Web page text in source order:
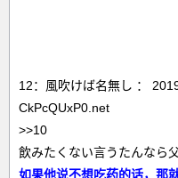
12：風吹けば名無し ：
CkPcQUxP0.net
>>10
飲みたくない言うたんなら
如果他说不想吃药的话，那